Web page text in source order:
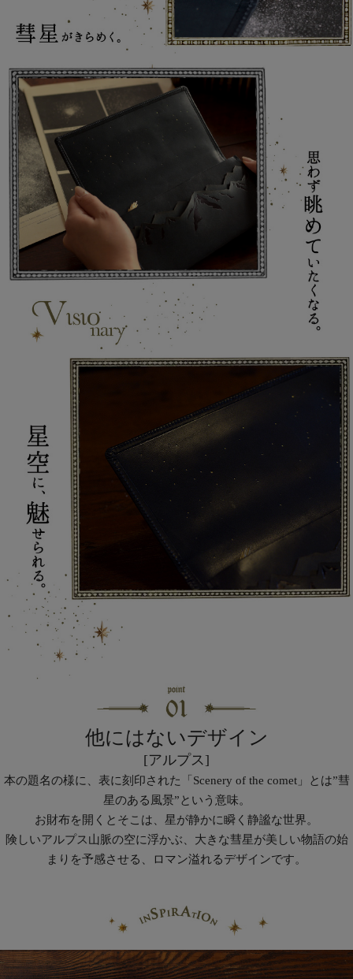
他にはないデザイン
[アルプス]
本の題名の様に、表に刻印された「Scenery of the comet」とは”彗
星のある風景”という意味。
お財布を開くとそこは、星が静かに瞬く静謐な世界。
険しいアルプス山脈の空に浮かぶ、大きな彗星が美しい物語の始
まりを予感させる、ロマン溢れるデザインです。